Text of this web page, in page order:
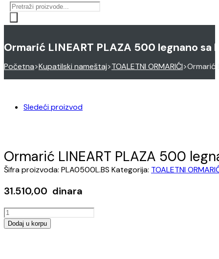
Products
search
Ormarić LINEART PLAZA 500 legnano sa
Početna>Kupatilski nameštaj>TOALETNI ORMARIĆI>Ormarić
Sledeći proizvod
Ormarić LINEART PLAZA 500
Šifra proizvoda: PLA0500L.BS Kategorija: TOALETNI
31.510,00 dinara
Ormarić
LINEART
Dodaj u korpu